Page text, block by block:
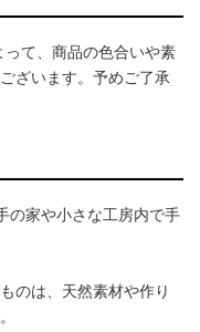
て、商品の色合いや素
ざいます。予めご了承
の家や小さな工房内で手
のは、天然素材や作り